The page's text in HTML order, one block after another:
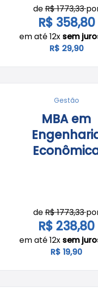
deR$ 1773,33
R$ 358,80
em até 12x sem
R$ 29,90
Gestão
MBA em
deR$ 1773,33
R$ 238,80
em até 12x sem
R$ 19,90